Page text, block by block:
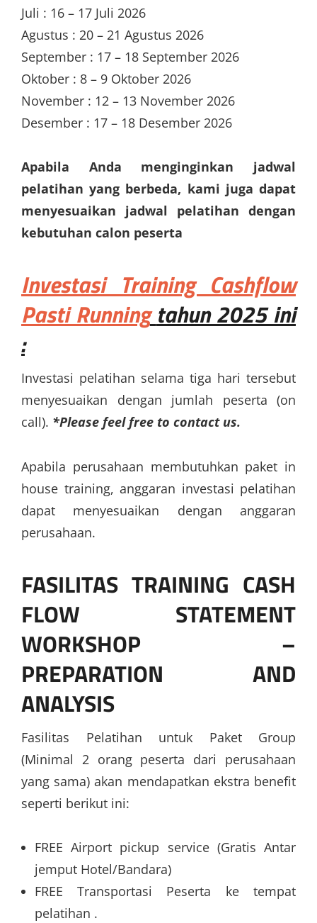
Juli : 16 – 17 Juli 2026
Agustus : 20 – 21 Agustus 2026
September : 17 – 18 September 2026
Oktober : 8 – 9 Oktober 2026
November : 12 – 13 November 2026
Desember : 17 – 18 Desember 2026
Apabila Anda menginginkan jadwal
pelatihan yang berbeda, kami juga dapat
menyesuaikan jadwal pelatihan dengan
kebutuhan calon peserta
Investasi Training Cashflow
Pasti Running tahun 2025 ini
:
Investasi pelatihan selama tiga hari tersebut
menyesuaikan dengan jumlah peserta (on
call). *Please feel free to contact us.
Apabila perusahaan membutuhkan paket in
house training, anggaran investasi pelatihan
dapat menyesuaikan dengan anggaran
perusahaan.
FASILITAS TRAINING CASH
FLOW STATEMENT
WORKSHOP –
PREPARATION AND
ANALYSIS
Fasilitas Pelatihan untuk Paket Group
(Minimal 2 orang peserta dari perusahaan
yang sama) akan mendapatkan ekstra benefit
seperti berikut ini:
FREE Airport pickup service (Gratis Antar
jemput Hotel/Bandara)
FREE Transportasi Peserta ke tempat
pelatihan .